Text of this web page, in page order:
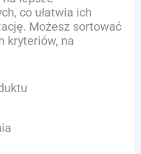
co ułatwia ich
Możesz sortować
kryteriów, na